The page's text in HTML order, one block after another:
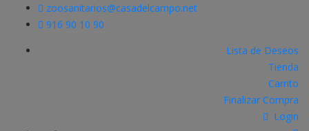
zoosanitarios@casadelcampo.net
916 90 10 90
Lista de Deseos
Tienda
Carrito
Finalizar Compra
Login